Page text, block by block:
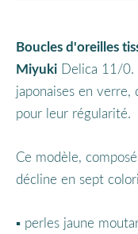
Boucles d'oreilles
Miyuki Delica 11/0.
japonaises en
pour leur régularité.
Ce modèle,
décline en sept
▪︎ perles jaune